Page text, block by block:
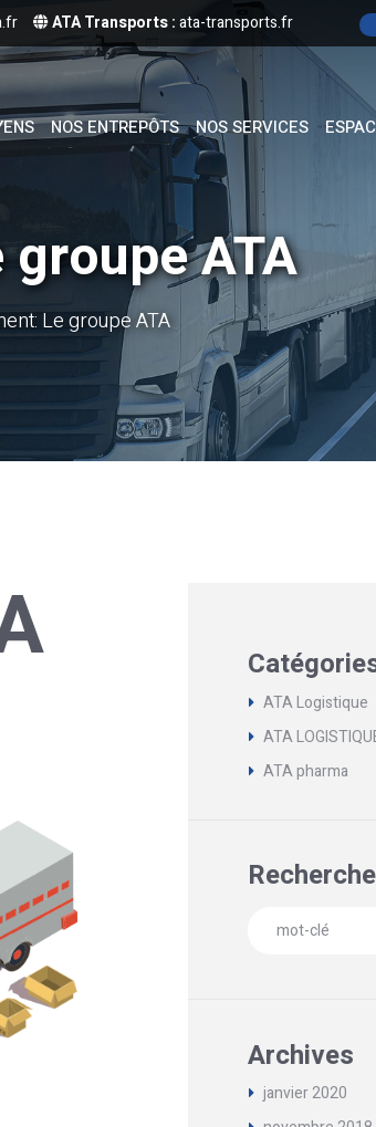
ATA Transports :ata-transports.fr
NOS ENTREPÔTS NOS SERVICES
ATA
Le groupe ATA
ATA Logistique
ATA
ATA pharma
Archives
janvier2020